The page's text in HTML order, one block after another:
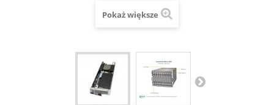
Pokaż większe